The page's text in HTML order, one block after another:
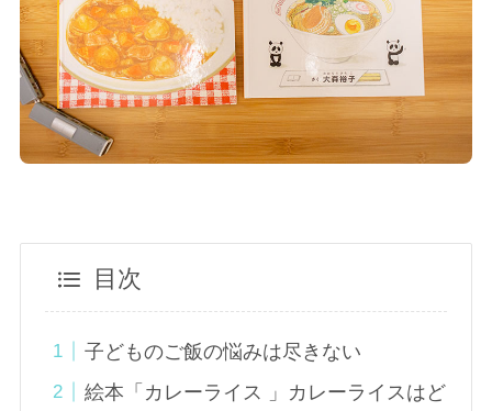
目次
子どものご飯の悩みは尽きない
絵本「カレーライス 」カレーライスはど